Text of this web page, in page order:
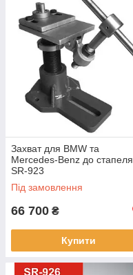
Захват для BMW та
Mercedes-Benz до стапеля
SR-923
Під замовлення
66 700 ₴
Купити